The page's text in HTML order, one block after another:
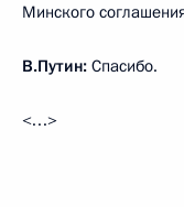
Минского
В.Путин: Спасибо.
<…>